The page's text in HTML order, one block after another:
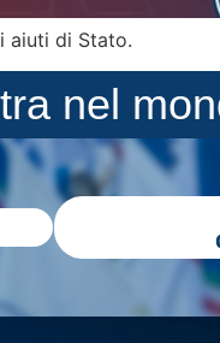
aiuti di Stato.
nel